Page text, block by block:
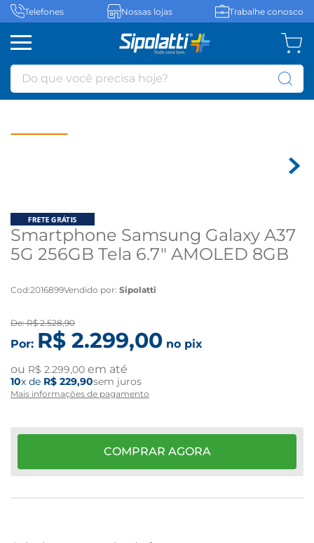
Telefones Nossas lojas Trabalhe conosco
Do que você precisa hoje?
Smartphone Samsung Galaxy A37
5G 256GB Tela 6.7" AMOLED 8GB
Cod:2016899Vendido por: Sipolatti
De:R$ 2.528,90
Por: R$ 2.299,00 no pix
ou R$ 2.299,00 em até
10x de R$ 229,90sem juros
Mais informações de pagamento
COMPRAR AGORA